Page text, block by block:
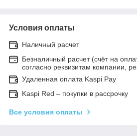
Условия оплаты
Наличный расчет
Безналичный расчет (счёт на
согласно реквизитам компании,
Удаленная оплата Kaspi Pay
Kaspi Red – покупки в рассрочку
Все условия оплаты